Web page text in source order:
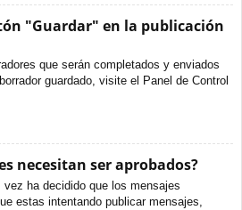
"Guardar" en la publicación
que serán completados y enviados
guardado, visite el Panel de Control
necesitan ser aprobados?
ha decidido que los mensajes
estas intentando publicar mensajes,